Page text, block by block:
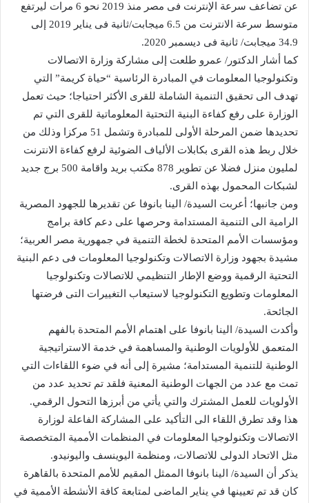
عن تضاعف سرعة الإنترنت فى مصر منذ 2019 نحو 6 مرات ليرتفع
متوسط سرعة الانترنت من 6.5 ميجابت/ثانية فى يناير 2019 إلى
34.9 ميجابت/ ثانية فى ديسمبر 2020.
كما أشار الدكتور/ عمرو طلعت إلى مشاركة وزارة الاتصالات
وتكنولوجيا المعلومات في المبادرة الرئاسية “حياة كريمة” التي
تهدف الى تحقيق التنمية الشاملة للقرى الأكثر احتياجا؛ حيث تعمل
الوزارة على رفع كفاءة البنية التحتية المعلوماتية للقرى التي تم
تحديدها ضمن المرحلة الأولى للمبادرة وتشمل 51 مركزا وذلك من
خلال ربط هذه القرى بكابلات الألياف الضوئية لرفع كفاءة الانترنت
لمليون منزل فضلا عن تطوير 878 مكتب بريد واقامة 500 برج جديد
لشبكات المحمول بهذه القرى.
ومن جانبها؛ أعربت السيدة/ الينا بانوفا عن تقديرها للجهود المصرية
الرامية الى التنمية المستدامة وحرصها على دعم كافة برامج
ومؤسسات الأمم المتحدة لخطة التنمية في جمهورية مصر العربية؛
مشيدة بجهود وزارة الاتصالات وتكنولوجيا المعلومات فى دعم البنية
التحتية الرقمية ووضع الإطار التنظيمي للاتصالات وتكنولوجيا
المعلومات وتطويع التكنولوجيا لاستيعاب التغييرات التى فرضتها
الجائحة.
وأكدت السيدة/ الينا بانوفا على اهتمام الأمم المتحدة بالفهم
المتعمق للأولويات الوطنية والمساهمة في خدمة الاستراتيجية
الوطنية للتنمية المستدامة؛ مشيرة إلى أنه في ضوء اللقاءات التي
تمت مع عدد من الجهات الوطنية المعنية فلقد تم تحديد عدد من
الأولويات للعمل المشترك والتي يأتي من أبرزها التحول الرقمي.
هذا وقد تطرق اللقاء الى التأكيد على المشاركة الفاعلة لوزارة
الاتصالات وتكنولوجيا المعلومات في المنظمات الأممية المتخصصة
مثل الاتحاد الدولى للاتصالات، ومنظمة اليوينسف واليونيدو.
يذكر أن السيدة/ الينا بانوفا الممثل المقيم للأمم المتحدة بالقاهرة
كان قد تم تعيينها في يناير الماضى لمتابعة كافة الأنشطة الأممية في